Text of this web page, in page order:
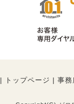
| トップページ | 事務